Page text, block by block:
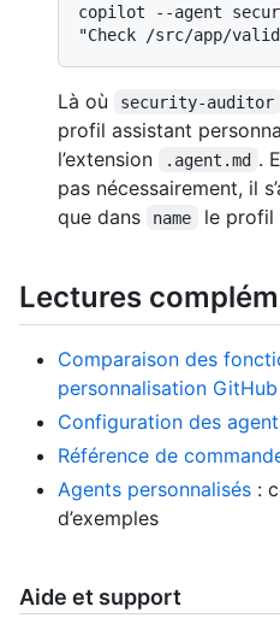
copilot --agent
Là où security-auditor
profil assistant
l’extension
.agent.md .
pas nécessairement, il
que dans
name le profil
Lectures
Comparaison des
personnalisation
Configuration des
Référence de
Agents personnalisés :
d’exemples
Aide et support